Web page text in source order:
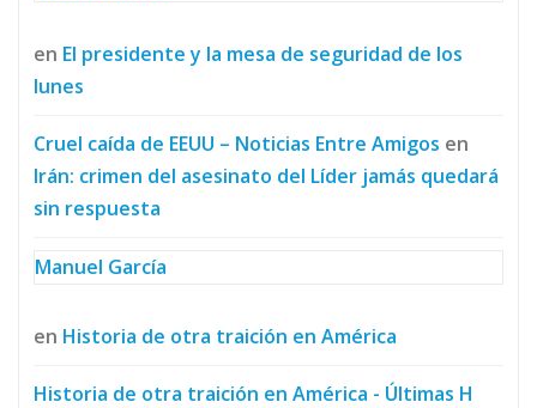
en El presidente y la mesa de seguridad de los
lunes
Cruel caída de EEUU – Noticias Entre Amigos en
Irán: crimen del asesinato del Líder jamás quedará
sin respuesta
Manuel García
en Historia de otra traición en América
Historia de otra traición en América - Últimas H